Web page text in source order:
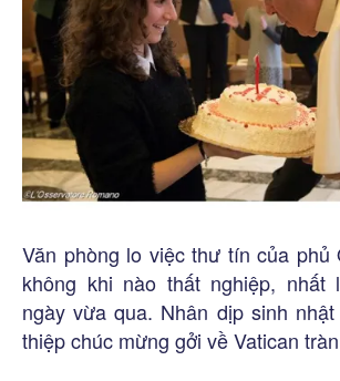
Văn phòng lo việc thư tín của phủ
không khi nào thất nghiệp, nhất
ngày vừa qua. Nhân dịp sinh
thiệp chúc mừng gởi về Vatican